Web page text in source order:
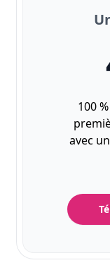
100
avec